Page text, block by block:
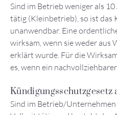
Sind im Betrieb weniger als
tätig (Kleinbetrieb), so ist das
unanwendbar. Eine
wirksam, wenn sie weder
erklärt wurde. Für die
es, wenn ein
Kündigungsschutzgesetz
Sind im Betrieb/